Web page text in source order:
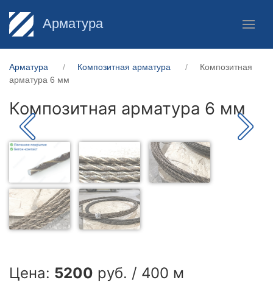
Арматура
Арматура Композитная арматура
Композитная
арматура 6 мм
Композитная арматура 6 мм
Цена: 5200 руб. / 400 м